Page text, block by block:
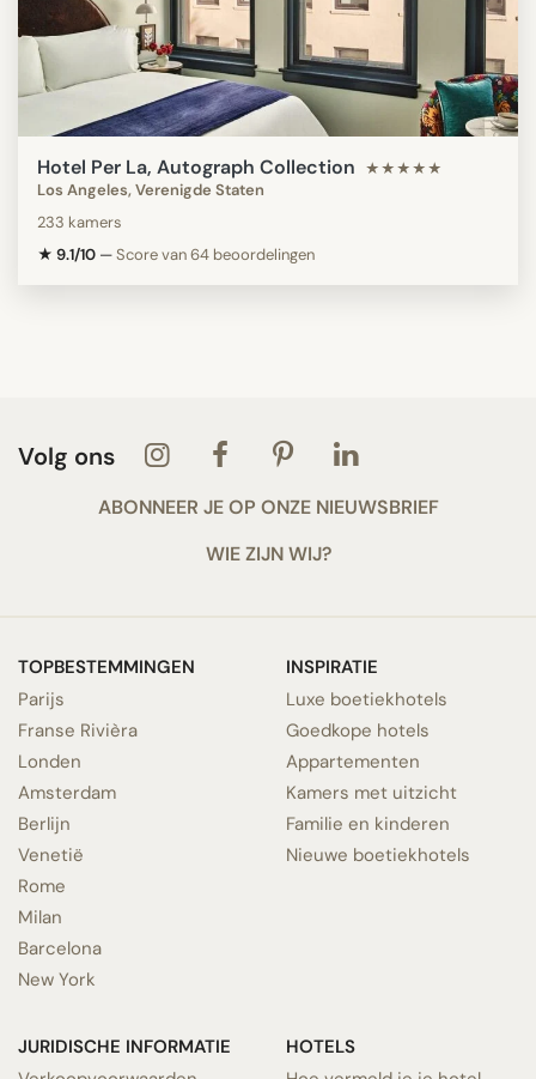
Hotel Per La, Autograph Collection ★★★★★
Los Angeles, Verenigde Staten
233 kamers
★ 9.1/10 —Score van 64 beoordelingen
Volg ons
ABONNEER JE OP ONZE NIEUWSBRIEF
WIE ZIJN WIJ?
TOPBESTEMMINGEN
Parijs
Franse Rivièra
Londen
Amsterdam
Berlijn
Venetië
Rome
Milan
Barcelona
New York
INSPIRATIE
Luxe boetiekhotels
Goedkope hotels
Appartementen
Kamers met uitzicht
Familie en kinderen
Nieuwe boetiekhotels
JURIDISCHE INFORMATIE
HOTELS